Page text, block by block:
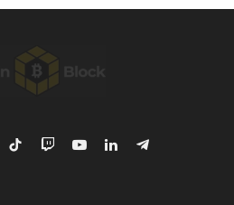
TikTokTwitchYouTubeLinkedInTelegram